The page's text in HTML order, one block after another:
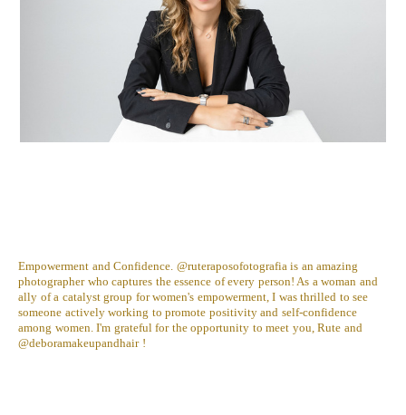
Empowerment and Confidence. @ruteraposofotografia is an amazing
photographer who captures the essence of every person! As a woman and
ally of a catalyst group for women's empowerment, I was thrilled to see
someone actively working to promote positivity and self-confidence
among women. I'm grateful for the opportunity to meet you, Rute and
@deboramakeupandhair !